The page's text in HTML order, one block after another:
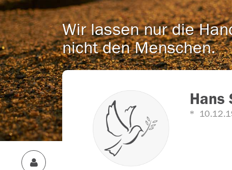
Wir lassen nur die
nicht den Menschen.
Hans